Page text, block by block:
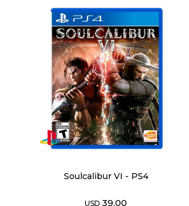
Soulcalibur VI - PS4
USD 39,00